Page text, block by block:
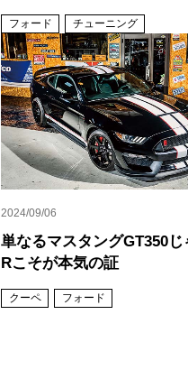
フォード チューニング
2024/09/06
単なるマスタングGT350じ
Rこそが本気の証
クーペ フォード